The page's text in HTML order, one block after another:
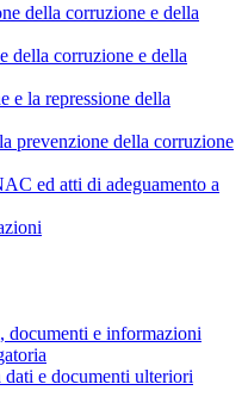
della corruzione e della
della corruzione e della
e la repressione della
prevenzione della corruzione
ed atti di adeguamento a
documenti e informazioni
dati e documenti ulteriori